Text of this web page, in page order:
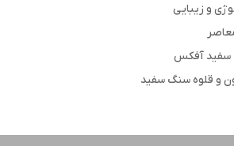
و زیبایی
سفید آفکس
و قلوه سنگ سفید